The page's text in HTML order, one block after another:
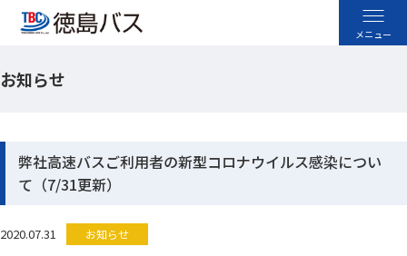
路線バス
貸切バス
お知らせ
弊社高速バスご利用者の新型コロナウイルス感染につい
て（7/31更新）
2020.07.31 お知らせ